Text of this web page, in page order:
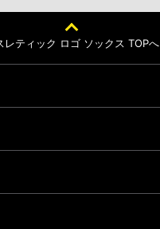
レティック ロゴ ソックス TOPへ